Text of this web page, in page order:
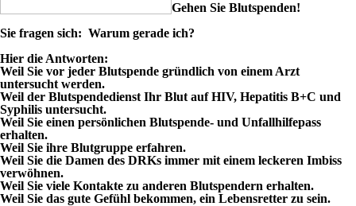
Gehen Sie Blutspenden!
Sie fragen sich: Warum gerade ich?
Hier die Antworten:
Weil Sie vor jeder Blutspende gründlich von einem Arzt
untersucht werden.
Weil der Blutspendedienst Ihr Blut auf HIV, Hepatitis B+C und
Syphilis untersucht.
Weil Sie einen persönlichen Blutspende- und Unfallhilfepass
erhalten.
Weil Sie ihre Blutgruppe erfahren.
Weil Sie die Damen des DRKs immer mit einem leckeren Imbiss
verwöhnen.
Weil Sie viele Kontakte zu anderen Blutspendern erhalten.
Weil Sie das gute Gefühl bekommen, ein Lebensretter zu sein.